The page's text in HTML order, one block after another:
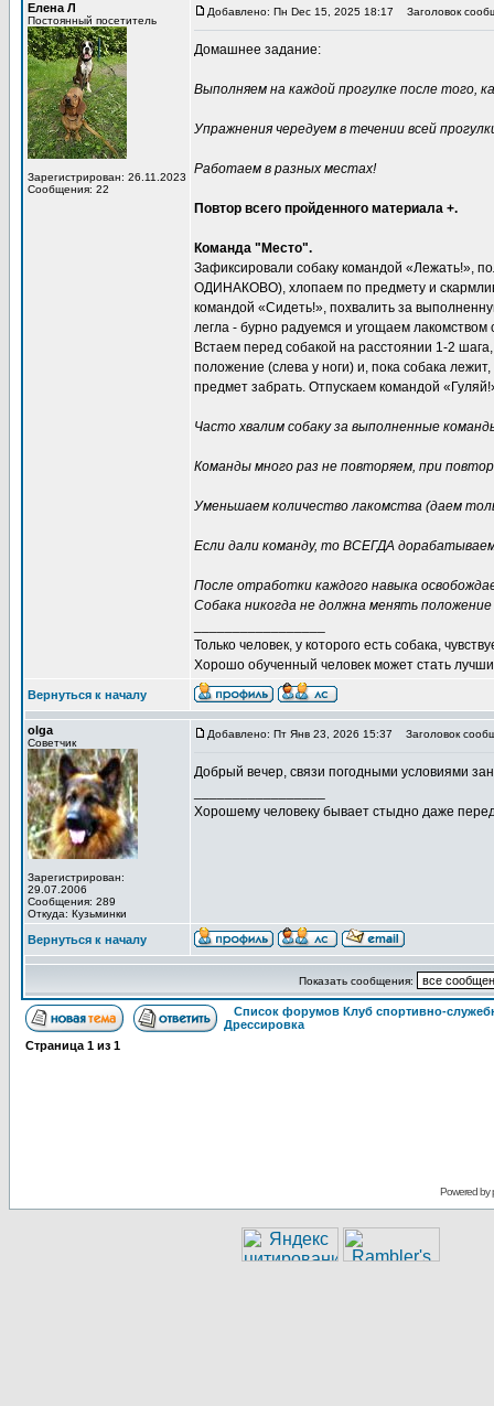
Елена Л
Постоянный посетитель
Зарегистрирован: 26.11.2023
Сообщения: 22
Добавлено: Пн Dec 15, 2025 18:17 Заголовок
Домашнее задание:
Выполняем на каждой прогулке после того,
Упражнения чередуем в течении всей
Работаем в разных местах!
Повтор всего пройденного материала +.
Команда "Место".
Зафиксировали собаку командой «Лежать!»,
ОДИНАКОВО), хлопаем по предмету и
командой «Сидеть!», похвалить за
легла - бурно радуемся и угощаем
Встаем перед собакой на расстоянии 1-2
положение (слева у ноги) и, пока собака
предмет забрать. Отпускаем командой
Часто хвалим собаку за выполненные
Команды много раз не повторяем, при
Уменьшаем количество лакомства (даем
Если дали команду, то ВСЕГДА
После отработки каждого навыка
Собака никогда не должна менять
Только человек, у которого есть собака,
Хорошо обученный человек может стать
Вернуться к началу
olga
Советчик
Зарегистрирован:
29.07.2006
Сообщения: 289
Откуда: Кузьминки
Добавлено: Пт Янв 23, 2026 15:37 Заголовок
Добрый вечер, связи погодными условиями
Хорошему человеку бывает стыдно даже
Вернуться к началу
Показать сообщения:
Список форумов Клуб спортивно-
Дрессировка
Страница 1 из 1
Powered by